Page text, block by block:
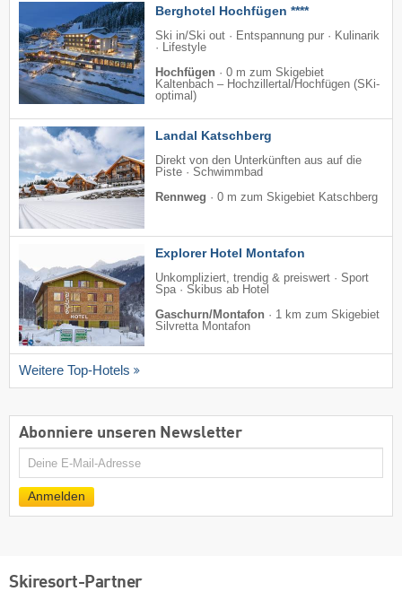
Berghotel Hochfügen ****
Ski in/Ski out · Entspannung pur · Kulinarik
· Lifestyle
Hochfügen · 0 m zum Skigebiet
Kaltenbach – Hochzillertal/​Hochfügen (SKi-
optimal)
Landal Katschberg
Direkt von den Unterkünften aus auf die
Piste · Schwimmbad
Rennweg · 0 m zum Skigebiet Katschberg
Explorer Hotel Montafon
Unkompliziert, trendig & preiswert · Sport
Spa · Skibus ab Hotel
Gaschurn/Montafon · 1 km zum Skigebiet
Silvretta Montafon
Weitere Top-Hotels
Abonniere unseren Newsletter
E-
Mail
Anmelden
Skiresort-Partner